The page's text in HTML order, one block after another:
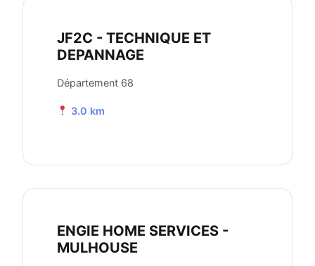
JF2C - TECHNIQUE ET
DEPANNAGE
Département 68
3.0 km
ENGIE HOME SERVICES -
MULHOUSE